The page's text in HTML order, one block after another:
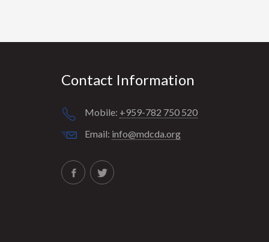
Contact Information
Mobile: +959-782 750 520
Email: info@mdcda.org